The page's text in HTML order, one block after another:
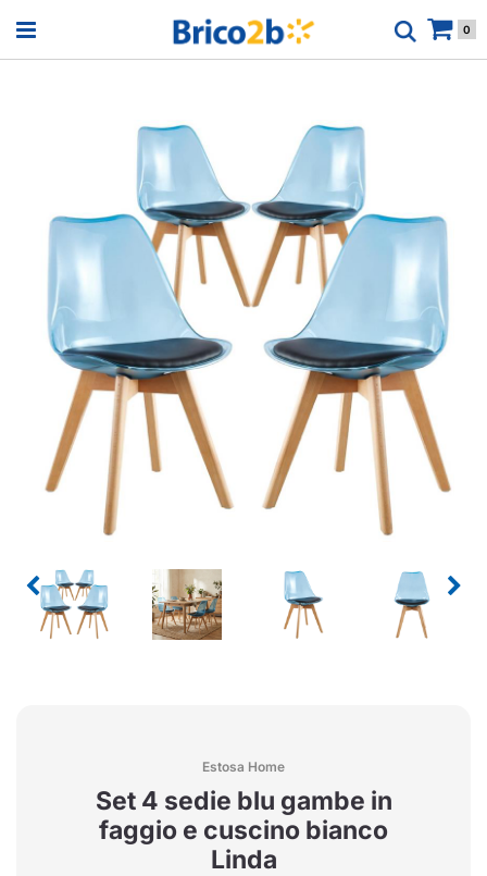
Open menu 0
Estosa Home
Set 4 sedie blu gambe in
faggio e cuscino bianco
Linda